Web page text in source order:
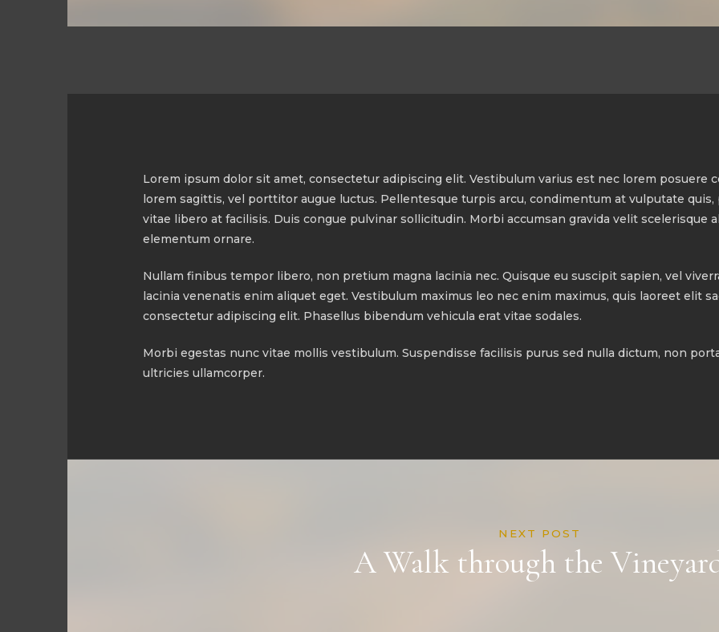
Lorem ipsum dolor sit amet, consectetur adipiscing elit. Vestibulum varius est nec lorem posuere
lorem sagittis, vel porttitor augue luctus. Pellentesque turpis arcu, condimentum at vulputate
vitae libero at facilisis. Duis congue pulvinar sollicitudin. Morbi accumsan gravida velit scelerisque
elementum ornare.
Nullam finibus tempor libero, non pretium magna lacinia nec. Quisque eu suscipit sapien, vel
lacinia venenatis enim aliquet eget. Vestibulum maximus leo nec enim maximus, quis laoreet elit
consectetur adipiscing elit. Phasellus bibendum vehicula erat vitae sodales.
Morbi egestas nunc vitae mollis vestibulum. Suspendisse facilisis purus sed nulla dictum, non
ultricies ullamcorper.
NEXT POST
A Walk through the